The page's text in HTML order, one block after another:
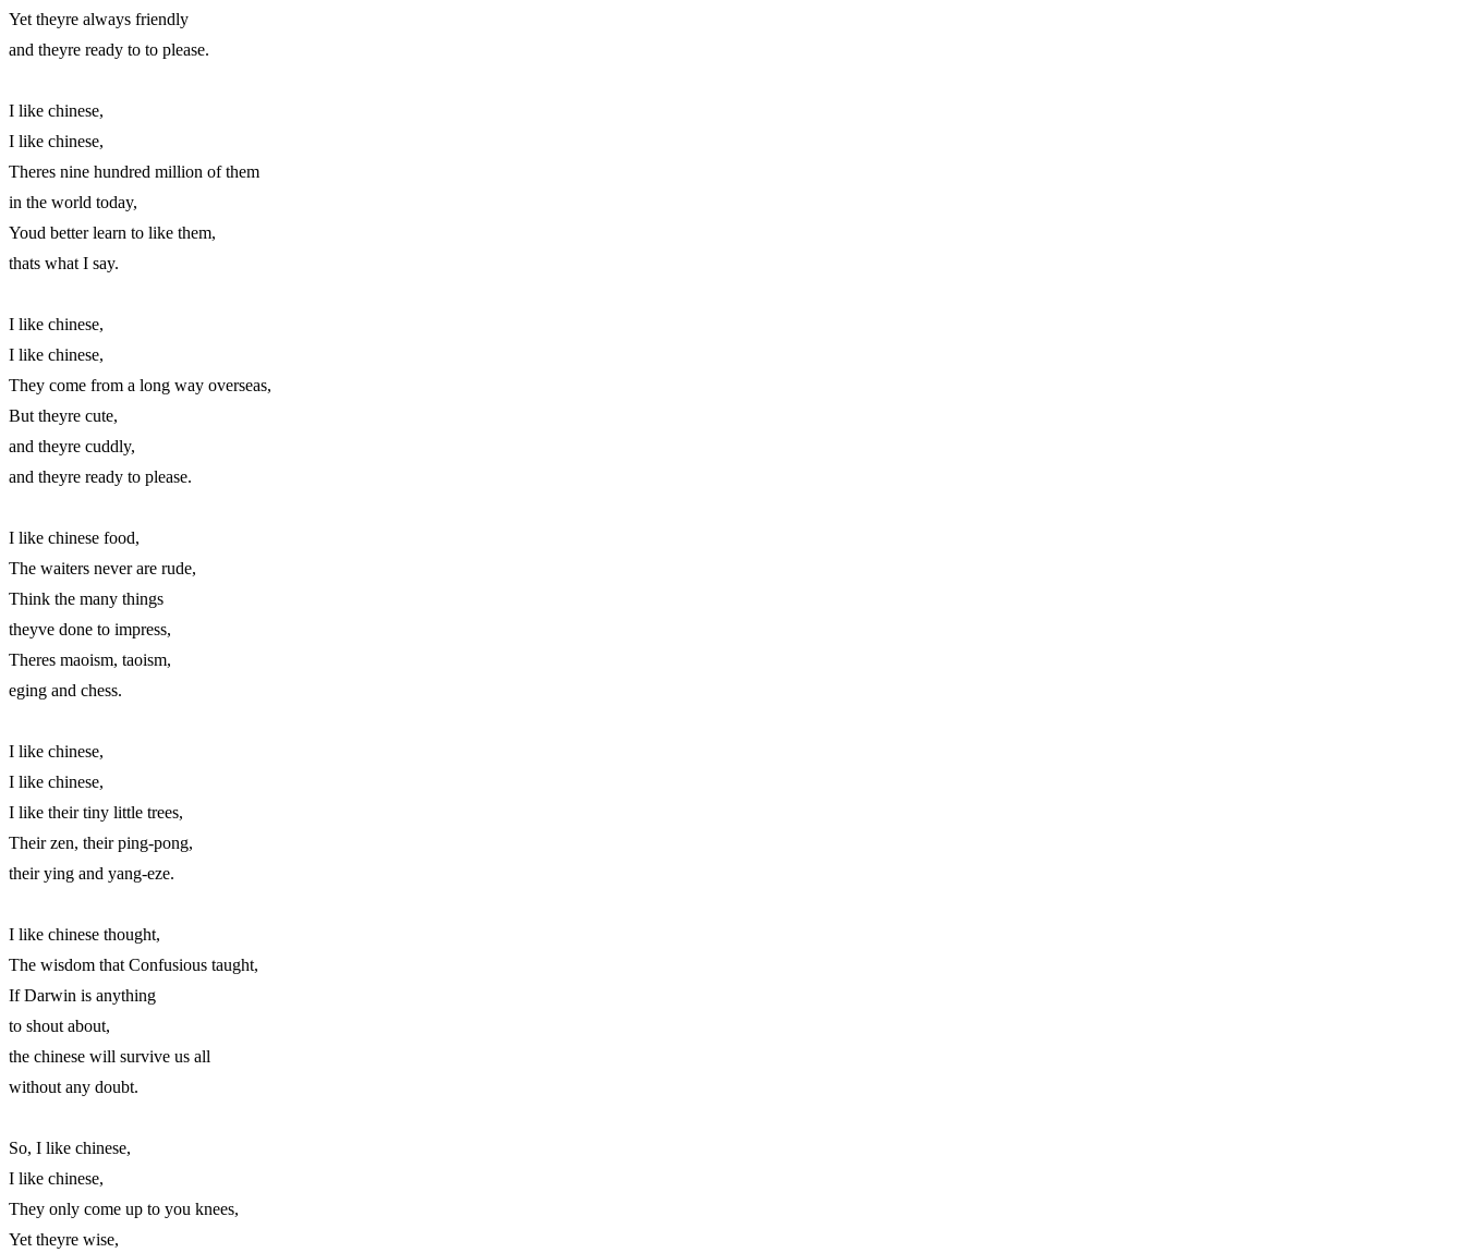
Yet theyre always friendly
and theyre ready to to please.
I like chinese,
I like chinese,
Theres nine hundred million of them
in the world today,
Youd better learn to like them,
thats what I say.
I like chinese,
I like chinese,
They come from a long way overseas,
But theyre cute,
and theyre cuddly,
and theyre ready to please.
I like chinese food,
The waiters never are rude,
Think the many things
theyve done to impress,
Theres maoism, taoism,
eging and chess.
I like chinese,
I like chinese,
I like their tiny little trees,
Their zen, their ping-pong,
their ying and yang-eze.
I like chinese thought,
The wisdom that Confusious taught,
If Darwin is anything
to shout about,
the chinese will survive us all
without any doubt.
So, I like chinese,
I like chinese,
They only come up to you knees,
Yet theyre wise,